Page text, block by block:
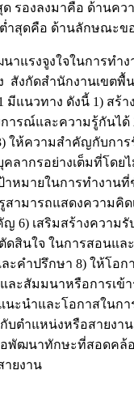
รองลงมาคือ ด้านคว
ำสุดคือ ด้านลักษณะข
าแรงจูงใจในการทำ
สังกัดสำนักงานเขตพื้
มีแนวทาง ดังนี้ 1) สร้
ารณ์และความรู้กันได้
ให้ความสำคัญกับการ
ลากรอย่างเต็มที่โดย
าหมายในการทำงานที่
สามารถแสดงความคิ
6) เสริมสร้างความ
ดสินใจ ในการสอนแล
ะคำปรึกษา 8) ให้โอ
ละสัมมนาหรือการเข้
นะนำและโอกาสในก
บตำแหน่งหรือสายงาน
อพัฒนาทักษะที่สอดคล้
ายงาน